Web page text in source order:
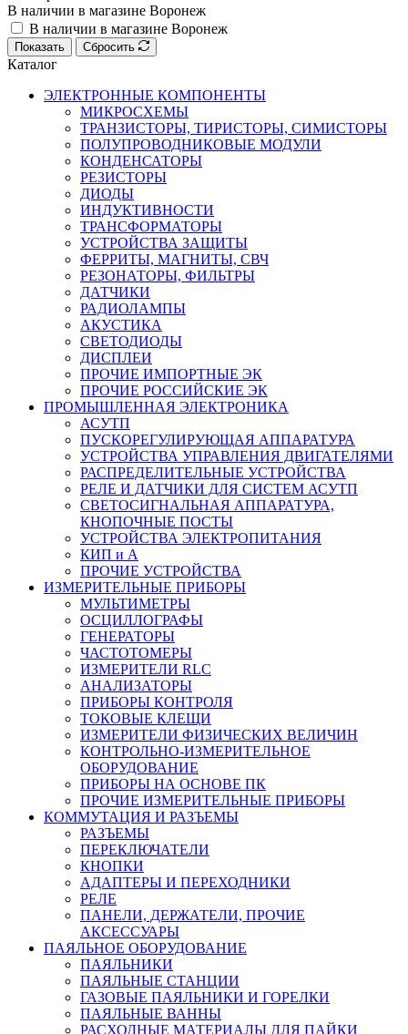
В наличии в магазине Воронеж
В наличии в магазине Воронеж
Показать Сбросить
Каталог
ЭЛЕКТРОННЫЕ КОМПОНЕНТЫ
МИКРОСХЕМЫ
ТРАНЗИСТОРЫ, ТИРИСТОРЫ, СИМИСТОРЫ
ПОЛУПРОВОДНИКОВЫЕ МОДУЛИ
КОНДЕНСАТОРЫ
РЕЗИСТОРЫ
ДИОДЫ
ИНДУКТИВНОСТИ
ТРАНСФОРМАТОРЫ
УСТРОЙСТВА ЗАЩИТЫ
ФЕРРИТЫ, МАГНИТЫ, СВЧ
РЕЗОНАТОРЫ, ФИЛЬТРЫ
ДАТЧИКИ
РАДИОЛАМПЫ
АКУСТИКА
СВЕТОДИОДЫ
ДИСПЛЕИ
ПРОЧИЕ ИМПОРТНЫЕ ЭК
ПРОЧИЕ РОССИЙСКИЕ ЭК
ПРОМЫШЛЕННАЯ ЭЛЕКТРОНИКА
АСУТП
ПУСКОРЕГУЛИРУЮЩАЯ АППАРАТУРА
УСТРОЙСТВА УПРАВЛЕНИЯ ДВИГАТЕЛЯМИ
РАСПРЕДЕЛИТЕЛЬНЫЕ УСТРОЙСТВА
РЕЛЕ И ДАТЧИКИ ДЛЯ СИСТЕМ АСУТП
СВЕТОСИГНАЛЬНАЯ АППАРАТУРА,
КНОПОЧНЫЕ ПОСТЫ
УСТРОЙСТВА ЭЛЕКТРОПИТАНИЯ
КИП и А
ПРОЧИЕ УСТРОЙСТВА
ИЗМЕРИТЕЛЬНЫЕ ПРИБОРЫ
МУЛЬТИМЕТРЫ
ОСЦИЛЛОГРАФЫ
ГЕНЕРАТОРЫ
ЧАСТОТОМЕРЫ
ИЗМЕРИТЕЛИ RLC
АНАЛИЗАТОРЫ
ПРИБОРЫ КОНТРОЛЯ
ТОКОВЫЕ КЛЕЩИ
ИЗМЕРИТЕЛИ ФИЗИЧЕСКИХ ВЕЛИЧИН
КОНТРОЛЬНО-ИЗМЕРИТЕЛЬНОЕ
ОБОРУДОВАНИЕ
ПРИБОРЫ НА ОСНОВЕ ПК
ПРОЧИЕ ИЗМЕРИТЕЛЬНЫЕ ПРИБОРЫ
КОММУТАЦИЯ И РАЗЪЕМЫ
РАЗЪЕМЫ
ПЕРЕКЛЮЧАТЕЛИ
КНОПКИ
АДАПТЕРЫ И ПЕРЕХОДНИКИ
РЕЛЕ
ПАНЕЛИ, ДЕРЖАТЕЛИ, ПРОЧИЕ
АКСЕССУАРЫ
ПАЯЛЬНОЕ ОБОРУДОВАНИЕ
ПАЯЛЬНИКИ
ПАЯЛЬНЫЕ СТАНЦИИ
ГАЗОВЫЕ ПАЯЛЬНИКИ И ГОРЕЛКИ
ПАЯЛЬНЫЕ ВАННЫ
РАСХОДНЫЕ МАТЕРИАЛЫ ДЛЯ ПАЙКИ